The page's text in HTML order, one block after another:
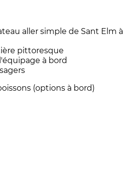
aller simple de Sant Elm à
pittoresque
à bord
(options à bord)